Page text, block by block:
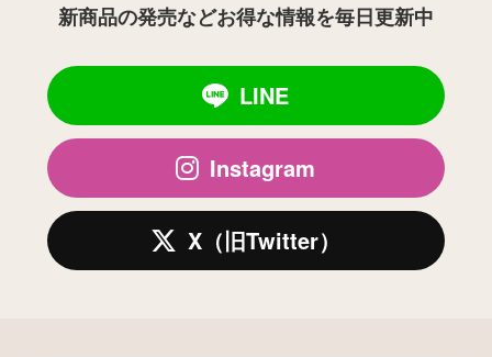
新商品の発売などお得な情報を毎日更新中
LINE
Instagram
X（旧Twitter）